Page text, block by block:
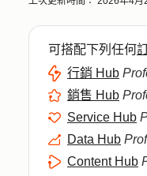
可搭配下列任何
行銷 Hub
銷售 Hub
Service Hub
Data Hub
Content Hub